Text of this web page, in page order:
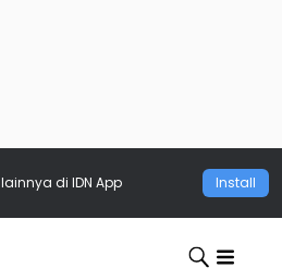
lainnya di IDN App Install